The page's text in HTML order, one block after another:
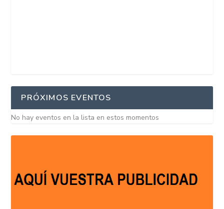
PRÓXIMOS EVENTOS
No hay eventos en la lista en estos momentos